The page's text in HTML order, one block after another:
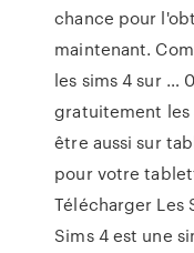
chance pour
maintenant.
les sims 4 sur …
gratuitement les
être aussi sur
pour votre
Télécharger Les
Sims 4 est une